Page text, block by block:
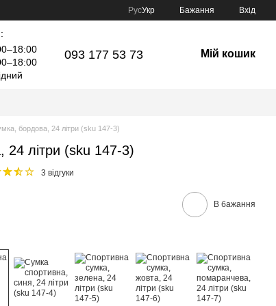
РусУкр Бажання Вхід
093 177 53 73 Мій кошик
бордова, 24 літри (sku 147-3)
24 літри (sku 147-3)
3 відгуки
В бажання